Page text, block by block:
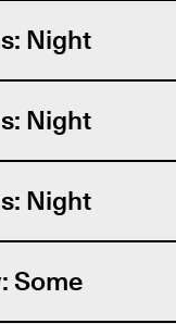
Night
Night
Night
Some